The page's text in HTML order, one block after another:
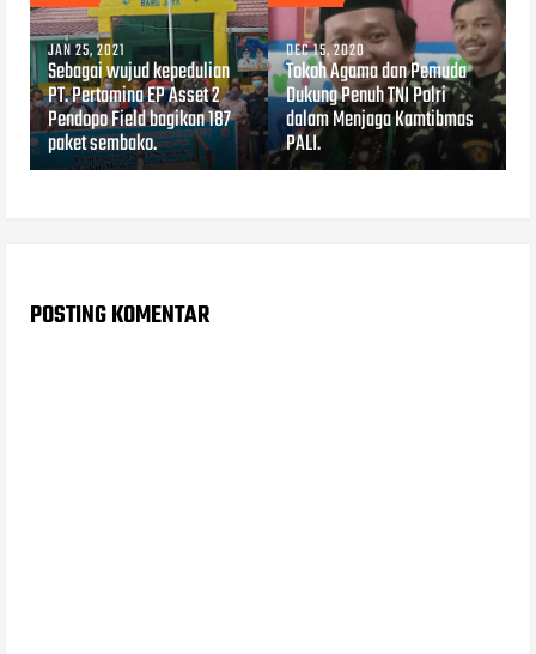
JAN 25, 2021
Sebagai wujud kepedulian
PT. Pertamina EP Asset 2
Pendopo Field bagikan 187
paket sembako.
DEC 15, 2020
Tokoh Agama dan Pemuda
Dukung Penuh TNI Polri
dalam Menjaga Kamtibmas
PALI.
POSTING KOMENTAR